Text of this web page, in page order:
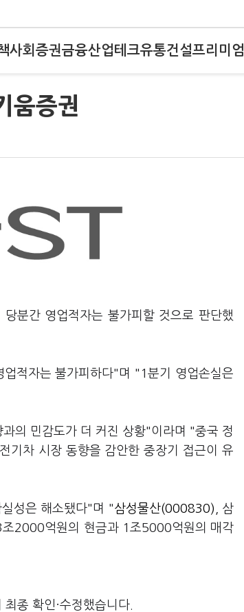
사회 증권금융산업테크유통건설프리미엄
움증권
당분간 영업적자는 불가피할 것으로 판단했
적자는 불가피하다"며 "1분기 영업손실은
의 민감도가 더 커진 상황"이라며 "중국 정
기차 시장 동향을 감안한 중장기 접근이 유
성은 해소됐다"며 "삼성물산(000830) , 삼
조2000억원의 현금과 1조5000억원의 매각
종 확인·수정했습니다.